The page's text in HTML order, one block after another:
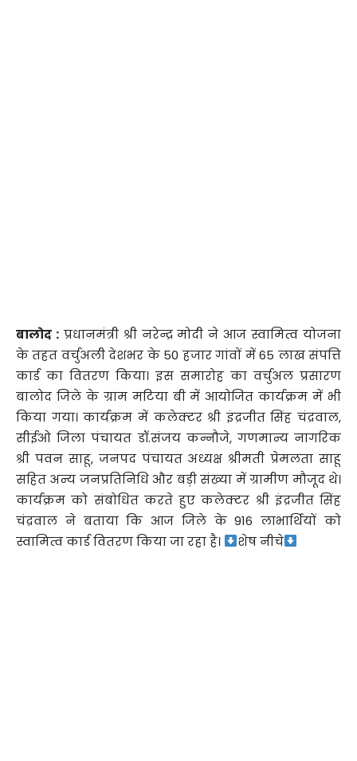
बालोद :प्रधानमंत्री श्री नरेन्द्र मोदी ने आज स्वामित्व योजना
के तहत वर्चुअली देशभर के 50 हजार गांवों में 65 लाख संपत्ति
कार्ड का वितरण किया। इस समारोह का वर्चुअल प्रसारण
बालोद जिले के ग्राम मटिया बी में आयोजित कार्यक्रम में भी
किया गया। कार्यक्रम में कलेक्टर श्री इंद्रजीत सिंह चंद्रवाल,
सीईओ जिला पंचायत डॉ.संजय कन्नौजे, गणमान्य नागरिक
श्री पवन साहू, जनपद पंचायत अध्यक्ष श्रीमती प्रेमलता साहू
सहित अन्य जनप्रतिनिधि और बड़ी संख्या में ग्रामीण मौजूद थे।
कार्यक्रम को संबोधित करते हुए कलेक्टर श्री इंद्रजीत सिंह
चंद्रवाल ने बताया कि आज जिले के 916 लाभार्थियों को
स्वामित्व कार्ड वितरण किया जा रहा है।
शेष नीचे